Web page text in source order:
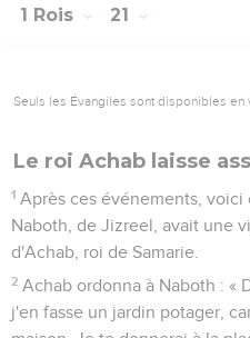
1 Rois 21
Seuls les Évangiles sont disponibles en
Le roi Achab laisse
1 Après ces événements, voici
Naboth, de Jizreel, avait une
d'Achab, roi de Samarie.
2 Achab ordonna à Naboth : «
j'en fasse un jardin potager,